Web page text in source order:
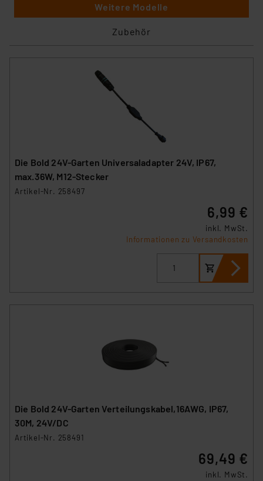
Weitere Modelle
Zubehör
Die Bold 24V-Garten Universaladapter 24V, IP67,
max.36W, M12-Stecker
Artikel-Nr. 258497
6,99 €
inkl. MwSt.
Informationen zu Versandkosten
Die Bold 24V-Garten Verteilungskabel,16AWG, IP67,
30M, 24V/DC
Artikel-Nr. 258491
69,49 €
inkl. MwSt.